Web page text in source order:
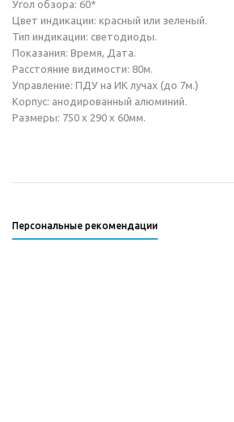
Угол обзора: 60*
Цвет индикации: красный или зеленый.
Тип индикации: светодиоды.
Показания: Время, Дата.
Расстояние видимости: 80м.
Управление: ПДУ на ИК лучах (до 7м.)
Корпус: анодированный алюминий.
Размеры: 750 х 290 х 60мм.
Персональные рекомендации